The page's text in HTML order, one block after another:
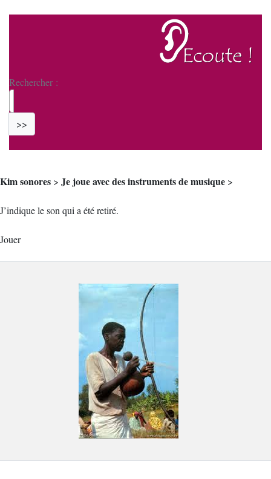
Rechercher :
>>
Kim sonores > Je joue avec des instruments de musique >
J’indique le son qui a été retiré.
Jouer